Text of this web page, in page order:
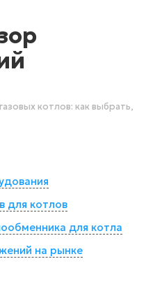
котлов: как выбрать,
для котлов
для котла
на рынке